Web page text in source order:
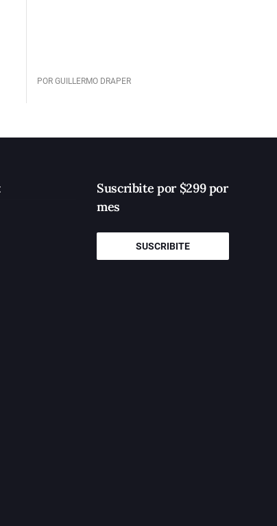
POR GUILLERMO DRAPER
Suscribite por $299 por
mes
SUSCRIBITE